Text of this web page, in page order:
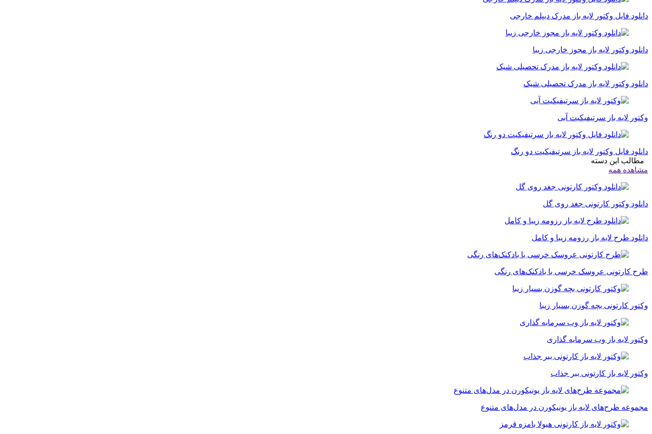
دانلود فایل وکتور لایه باز مدرک دیپلم خارجی
دانلود وکتور لایه باز مجوز خارجی زیبا
دانلود وکتور لایه باز مدرک تحصیلی شیک
وکتور لایه باز سرتیفیکیت آبی
دانلود فایل وکتور لایه باز سرتیفیکیت دو رنگ
مطالب این دسته
مشاهده همه
دانلود وکتور کارتونی جغد روی گل
دانلود طرح لایه باز رزومه زیبا و کامل
طرح کارتونی عروسک خرسی با بادکنک‌های رنگی
وکتور کارتونی بچه گوزن بسیار زیبا
وکتور لایه باز وب سرمایه گذاری
وکتور لایه باز کارتونی ببر جذاب
مجموعه طرح‌های لایه باز یونیکورن در مدل‌های متنوع